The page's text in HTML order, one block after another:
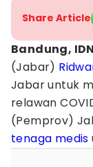
Share Article
Bandung,
(Jabar)
Jabar untuk
relawan
(Pemprov)
tenaga medis